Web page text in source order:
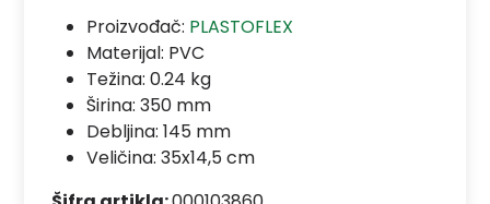
Proizvođač: PLASTOFLEX
Materijal: PVC
Težina: 0.24 kg
Širina: 350 mm
Debljina: 145 mm
Veličina: 35x14,5 cm